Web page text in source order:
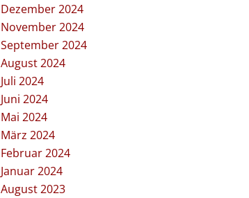
Dezember 2024
November 2024
September 2024
August 2024
Juli 2024
Juni 2024
Mai 2024
März 2024
Februar 2024
Januar 2024
August 2023